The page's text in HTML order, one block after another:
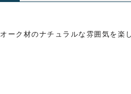
オーク材のナチュラルな雰囲気を楽